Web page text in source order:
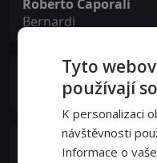
Roberto Caporali
Bernardi
Guido Celano
Mario Borelli
Francesco D'Adda
Tyto
používají
K personalizaci
návštěvnosti
Informace o